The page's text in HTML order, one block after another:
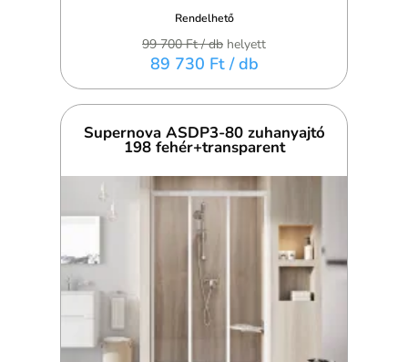
Rendelhető
99 700 Ft/ db helyett
89 730 Ft / db
Supernova ASDP3-80 zuhanyajtó
198 fehér+transparent